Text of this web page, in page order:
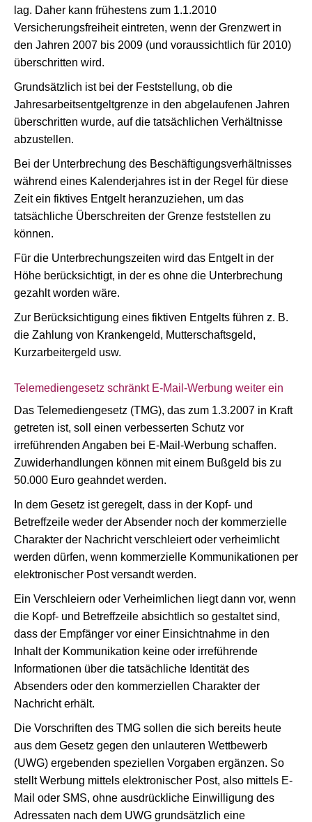
lag. Daher kann frühestens zum 1.1.2010
Versicherungsfreiheit eintreten, wenn der Grenzwert in
den Jahren 2007 bis 2009 (und voraussichtlich für 2010)
überschritten wird.
Grundsätzlich ist bei der Feststellung, ob die
Jahresarbeitsentgeltgrenze in den abgelaufenen Jahren
überschritten wurde, auf die tatsächlichen Verhältnisse
abzustellen.
Bei der Unterbrechung des Beschäftigungsverhältnisses
während eines Kalenderjahres ist in der Regel für diese
Zeit ein fiktives Entgelt heranzuziehen, um das
tatsächliche Überschreiten der Grenze feststellen zu
können.
Für die Unterbrechungszeiten wird das Entgelt in der
Höhe berücksichtigt, in der es ohne die Unterbrechung
gezahlt worden wäre.
Zur Berücksichtigung eines fiktiven Entgelts führen z. B.
die Zahlung von Krankengeld, Mutterschaftsgeld,
Kurzarbeitergeld usw.
Telemediengesetz schränkt E-Mail-Werbung weiter ein
Das Telemediengesetz (TMG), das zum 1.3.2007 in Kraft
getreten ist, soll einen verbesserten Schutz vor
irreführenden Angaben bei E-Mail-Werbung schaffen.
Zuwiderhandlungen können mit einem Bußgeld bis zu
50.000 Euro geahndet werden.
In dem Gesetz ist geregelt, dass in der Kopf- und
Betreffzeile weder der Absender noch der kommerzielle
Charakter der Nachricht verschleiert oder verheimlicht
werden dürfen, wenn kommerzielle Kommunikationen per
elektronischer Post versandt werden.
Ein Verschleiern oder Verheimlichen liegt dann vor, wenn
die Kopf- und Betreffzeile absichtlich so gestaltet sind,
dass der Empfänger vor einer Einsichtnahme in den
Inhalt der Kommunikation keine oder irreführende
Informationen über die tatsächliche Identität des
Absenders oder den kommerziellen Charakter der
Nachricht erhält.
Die Vorschriften des TMG sollen die sich bereits heute
aus dem Gesetz gegen den unlauteren Wettbewerb
(UWG) ergebenden speziellen Vorgaben ergänzen. So
stellt Werbung mittels elektronischer Post, also mittels E-
Mail oder SMS, ohne ausdrückliche Einwilligung des
Adressaten nach dem UWG grundsätzlich eine